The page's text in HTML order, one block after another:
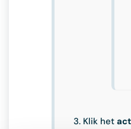
Klik het